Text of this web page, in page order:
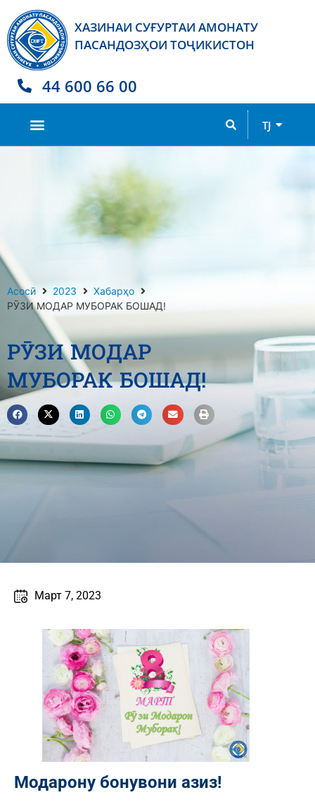
ХАЗИНАИ СУҒУРТАИ АМОНАТУ
ПАСАНДОЗҲОИ ТОҶИКИСТОН
44 600 66 00
TJ
EN
Асосӣ 2023
Хабарҳо
РӮЗИ МОДАР МУБОРАК БОШАД!
РӮЗИ МОДАР
МУБОРАК БОШАД!
Март 7, 2023
Модарону бонувони азиз!